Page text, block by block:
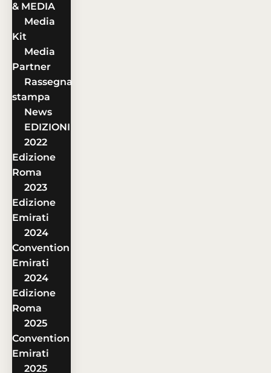
& MEDIA
Media
Kit
Media
Partner
Rassegna
stampa
News
EDIZIONI
2022
Edizione
Roma
2023
Edizione
Emirati
2024
Convention
Emirati
2024
Edizione
Roma
2025
Convention
Emirati
2025